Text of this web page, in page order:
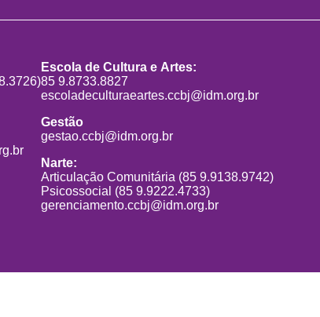
Escola de Cultura e Artes:
85 9.8733.8827
escoladeculturaeartes.ccbj@idm.org.br
Gestão
gestao.ccbj@idm.org.br
Narte:
Articulação Comunitária (85 9.9138.9742)
Psicossocial (85 9.9222.4733)
gerenciamento.ccbj@idm.org.br